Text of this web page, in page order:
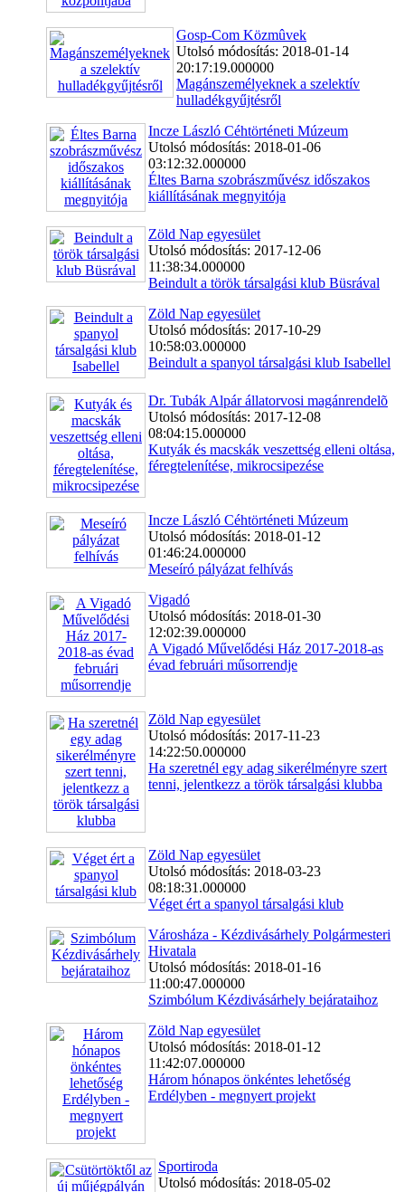
Gosp-Com Közmûvek
Utolsó módosítás: 2018-01-14
20:17:19.000000
Magánszemélyeknek a szelektív
hulladékgyűjtésről
Incze László Céhtörténeti Múzeum
Utolsó módosítás: 2018-01-06
03:12:32.000000
Éltes Barna szobrászművész időszakos
kiállításának megnyitója
Zöld Nap egyesület
Utolsó módosítás: 2017-12-06
11:38:34.000000
Beindult a török társalgási klub Büsrával
Zöld Nap egyesület
Utolsó módosítás: 2017-10-29
10:58:03.000000
Beindult a spanyol társalgási klub Isabellel
Dr. Tubák Alpár állatorvosi magánrendelõ
Utolsó módosítás: 2017-12-08
08:04:15.000000
Kutyák és macskák veszettség elleni oltása,
féregtelenítése, mikrocsipezése
Incze László Céhtörténeti Múzeum
Utolsó módosítás: 2018-01-12
01:46:24.000000
Meseíró pályázat felhívás
Vigadó
Utolsó módosítás: 2018-01-30
12:02:39.000000
A Vigadó Művelődési Ház 2017-2018-as
évad februári műsorrendje
Zöld Nap egyesület
Utolsó módosítás: 2017-11-23
14:22:50.000000
Ha szeretnél egy adag sikerélményre szert
tenni, jelentkezz a török társalgási klubba
Zöld Nap egyesület
Utolsó módosítás: 2018-03-23
08:18:31.000000
Véget ért a spanyol társalgási klub
Városháza - Kézdivásárhely Polgármesteri
Hivatala
Utolsó módosítás: 2018-01-16
11:00:47.000000
Szimbólum Kézdivásárhely bejárataihoz
Zöld Nap egyesület
Utolsó módosítás: 2018-01-12
11:42:07.000000
Három hónapos önkéntes lehetőség
Erdélyben - megnyert projekt
Sportiroda
Utolsó módosítás: 2018-05-02